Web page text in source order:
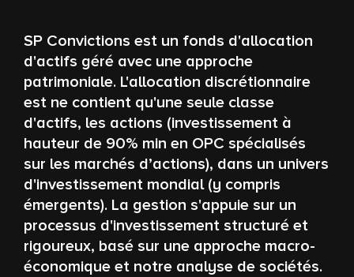
SP Convictions est un fonds d'allocation
d'actifs géré avec une approche
patrimoniale. L'allocation discrétionnaire
est ne contient qu'une seule classe
d'actifs, les actions (investissement à
hauteur de 90% min en OPC spécialisés
sur les marchés d’actions), dans un univers
d'investissement mondial (y compris
émergents). La gestion s'appuie sur un
processus d'investissement structuré et
rigoureux, basé sur une approche macro-
économique et notre analyse de sociétés.